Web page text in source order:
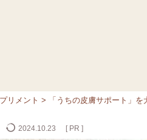
リメント > 「うちの皮膚サポート」
2024.10.23 [ PR ]